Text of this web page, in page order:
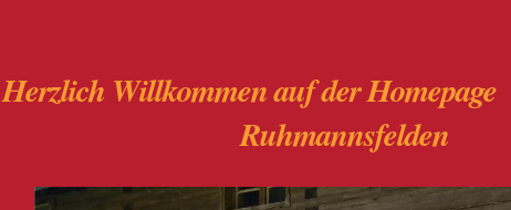
Herzlich Willkommen auf der
Ruhmannsfelden